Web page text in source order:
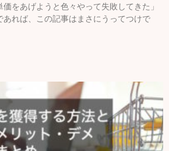
をあげようと色々やって失敗してきた」
あれば、この記事はまさにうってつけで